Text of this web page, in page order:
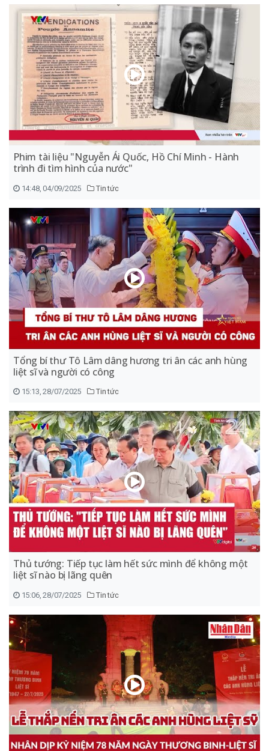
Phim tài liệu "Nguyễn Ái Quốc, Hồ Chí Minh - Hành
trình đi tìm hình của nước"
14:48, 04/09/2025 Tin tức
Tổng bí thư Tô Lâm dâng hương tri ân các anh hùng
liệt sĩ và người có công
15:13, 28/07/2025 Tin tức
Thủ tướng: Tiếp tục làm hết sức mình để không một
liệt sĩ nào bị lãng quên
15:06, 28/07/2025 Tin tức